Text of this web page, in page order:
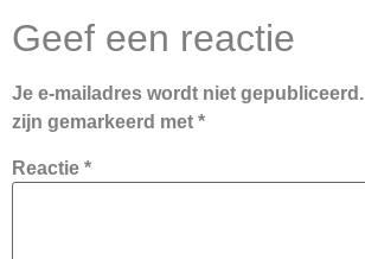
Geef een reactie
Je e-mailadres wordt niet gepubliceerd.
zijn gemarkeerd met *
Reactie *